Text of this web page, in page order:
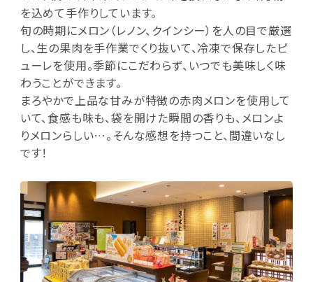
を込めて手作りしています。
旬の時期にメロン（レノン、クインシー）を人の目で厳選
し、生の果肉を手作業でくり抜いて、冷凍で保存したピ
ューレを使用。季節にこだわらず、いつでも美味しく味
わうことができます。
まろやかで上品な甘みが特徴の赤肉メロンを使用して
いて、食感も味も、袋を開けた瞬間の香りも、メロンよ
りメロンらしい…。そんな感想を持つこと、間違いなし
です！